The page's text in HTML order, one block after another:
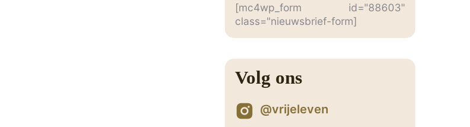
[mc4wp_form id="88603"
class="nieuwsbrief-form]
Volg ons
@vrijeleven